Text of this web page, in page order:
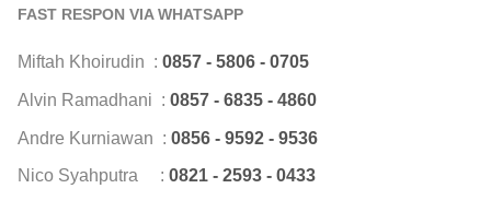
FAST RESPON VIA WHATSAPP
Miftah Khoirudin : 0857 - 5806 - 0705
Alvin Ramadhani : 0857 - 6835 - 4860
Andre Kurniawan : 0856 - 9592 - 9536
Nico Syahputra : 0821 - 2593 - 0433